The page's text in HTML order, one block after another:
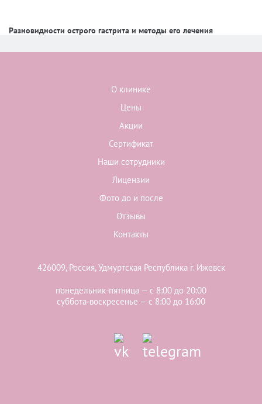
Разновидности острого гастрита и методы его лечения
О клинике
Цены
Акции
Сертификат
Наши сотрудники
Лицензии
Фото до и после
Отзывы
Контакты
426009, Россия, Удмуртская Республика г. Ижевск
понедельник-пятница — с 8:00 до 20:00
суббота-воскресенье — с 8:00 до 16:00